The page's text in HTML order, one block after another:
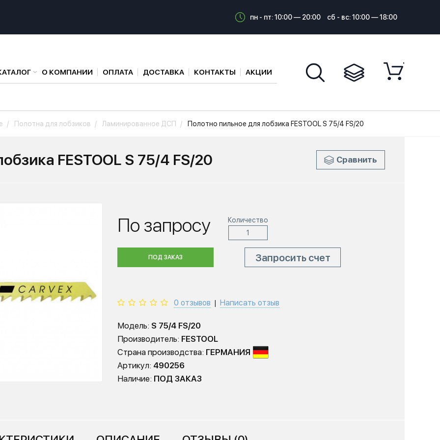
пн - пт: 10:00 — 20:00 сб - вс: 10:00 — 18:00
О КОМПАНИИ ОПЛАТА ДОСТАВКА КОНТАКТЫ АКЦИИ
Полотна для лобзиков Ламинированное ДСП Полотно пильное для лобзика FESTOOL S 75/4 FS/20
FESTOOL S 75/4 FS/20 Сравнить
По запросу Количество
ПОД ЗАКАЗ Запросить счет
0 отзывов Написать отзыв
Модель: S 75/4 FS/20
Производитель: FESTOOL
Страна производства: ГЕРМАНИЯ
Артикул: 490256
Наличие: ПОД ЗАКАЗ